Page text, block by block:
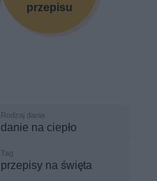
przepisu
danie na ciepło
przepisy na święta